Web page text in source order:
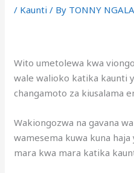
/ Kaunti / By TONNY NGALA
Wito umetolewa kwa
wale walioko katika kaunti
changamoto za kiusalama
Wakiongozwa na gavana
wamesema kuwa kuna
mara kwa mara katika